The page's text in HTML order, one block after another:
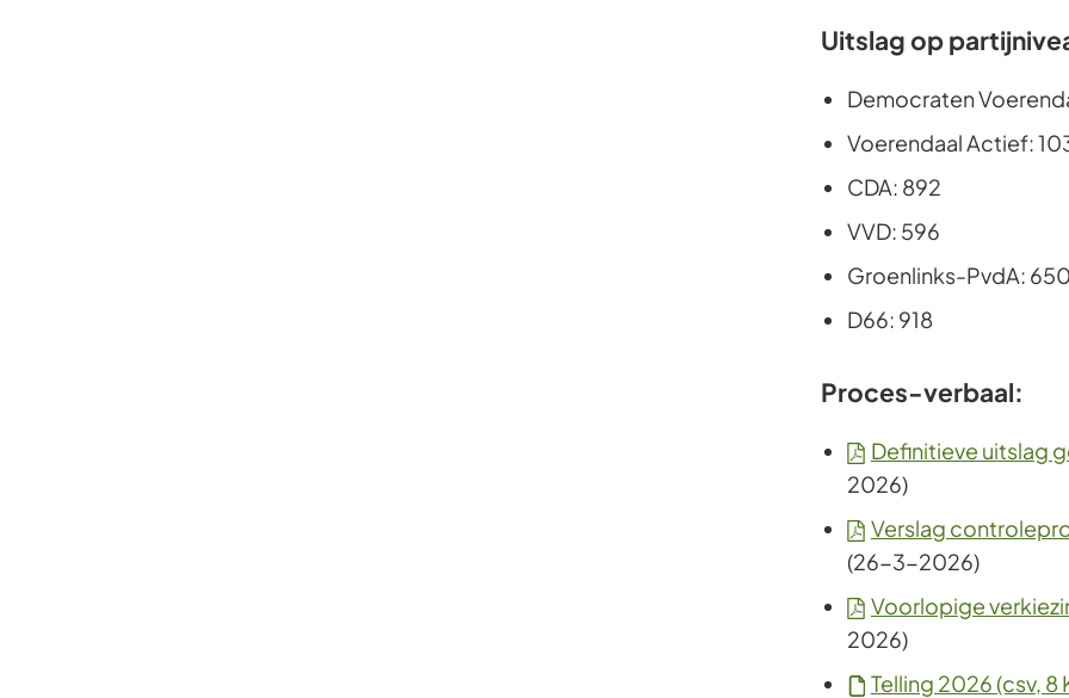
Uitslag op
Democraten
Voerendaal Actief:
CDA: 892
VVD: 596
Groenlinks-PvdA: 650
D66: 918
Proces-verbaal:
Definitieve uitslag
2026)
Verslag
(26-3-2026)
Voorlopige
2026)
Telling 2026(csv, 8